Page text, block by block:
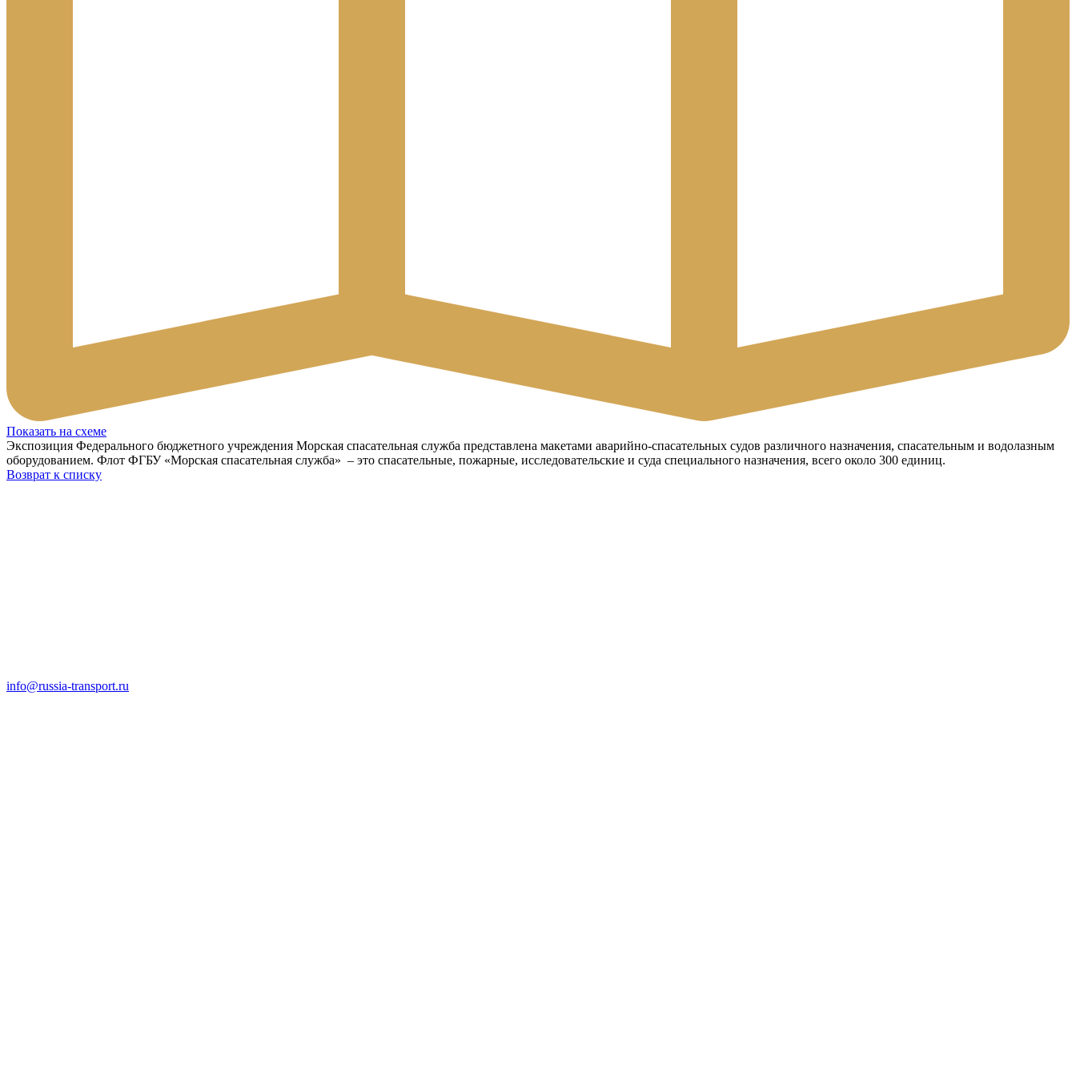
Показать на схеме
Экспозиция Федерального бюджетного учреждения Морская спасательная служба представлена макетами аварийно-спасательных судов различного назначения, спасательным и водолазным
оборудованием. Флот ФГБУ «Морская спасательная служба» – это спасательные, пожарные, исследовательские и суда специального назначения, всего около 300 единиц.
Возврат к списку
info@russia-transport.ru